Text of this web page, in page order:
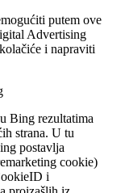
putem ove
Advertising
i napraviti
Bing rezultatima
strana. U tu
postavlja
cookie)
i